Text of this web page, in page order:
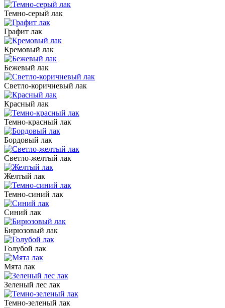
Темно-серый лак
Графит лак
Кремовый лак
Бежевый лак
Светло-коричневый лак
Красный лак
Темно-красный лак
Бордовый лак
Светло-желтый лак
Желтый лак
Темно-синий лак
Синий лак
Бирюзовый лак
Голубой лак
Мята лак
Зеленый лес лак
Темно-зеленый лак